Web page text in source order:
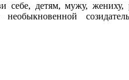
себе, детям, мужу,